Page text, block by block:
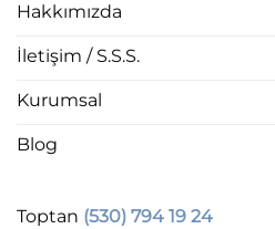
Hakkımızda
İletişim / S.S.S.
Kurumsal
Blog
Toptan (530) 794 19 24